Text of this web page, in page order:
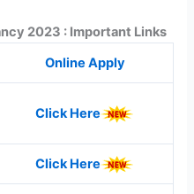
2023 : Important Links
Online Apply
Click Here
Click Here